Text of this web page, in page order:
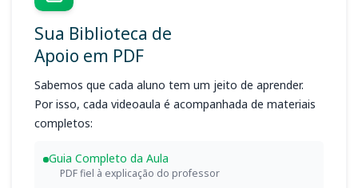
Sua Biblioteca de
Apoio em PDF
Sabemos que cada aluno tem um jeito de aprender.
Por isso, cada videoaula é acompanhada de materiais
completos:
Guia Completo da Aula
PDF fiel à explicação do professor